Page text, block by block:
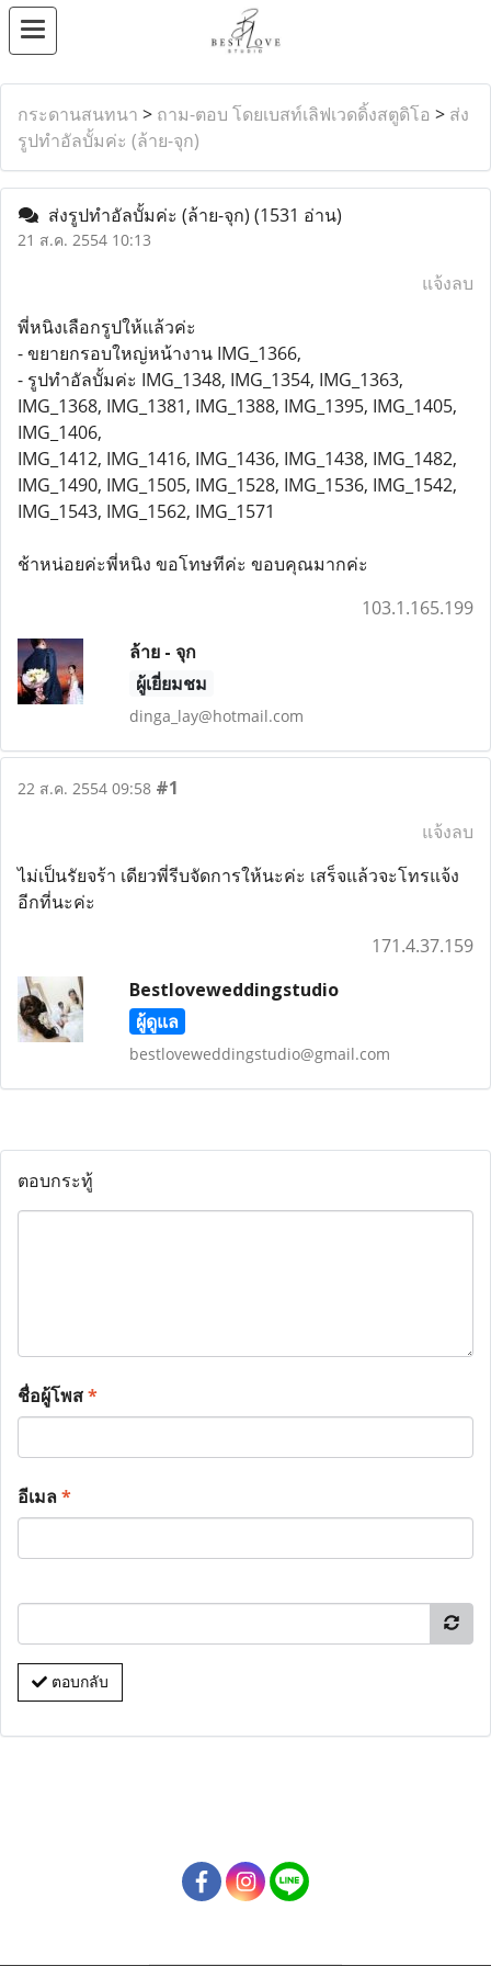
กระดานสนทนา > ถาม-ตอบ โดยเบสท์เลิฟเวดดิ้งสตูดิโอ > ส่ง
รูปทำอัลบั้มค่ะ (ล้าย-จุก)
ส่งรูปทำอัลบั้มค่ะ (ล้าย-จุก) (1531 อ่าน)
21 ส.ค. 2554 10:13
แจ้งลบ
พี่หนิงเลือกรูปให้แล้วค่ะ
- ขยายกรอบใหญ่หน้างาน IMG_1366,
- รูปทำอัลบั้มค่ะ IMG_1348, IMG_1354, IMG_1363,
IMG_1368, IMG_1381, IMG_1388, IMG_1395, IMG_1405,
IMG_1406,
IMG_1412, IMG_1416, IMG_1436, IMG_1438, IMG_1482,
IMG_1490, IMG_1505, IMG_1528, IMG_1536, IMG_1542,
IMG_1543, IMG_1562, IMG_1571
ช้าหน่อยค่ะพี่หนิง ขอโทษทีค่ะ ขอบคุณมากค่ะ
103.1.165.199
ล้าย - จุก
ผู้เยี่ยมชม
dinga_lay@hotmail.com
22 ส.ค. 2554 09:58 #1
แจ้งลบ
ไม่เป็นรัยจร้า เดียวพี่รีบจัดการให้นะค่ะ เสร็จแล้วจะโทรแจ้ง
อีกที่นะค่ะ
171.4.37.159
Bestloveweddingstudio
ผู้ดูแล
bestloveweddingstudio@gmail.com
ตอบกระทู้
ชื่อผู้โพส*
อีเมล*
ตอบกลับ